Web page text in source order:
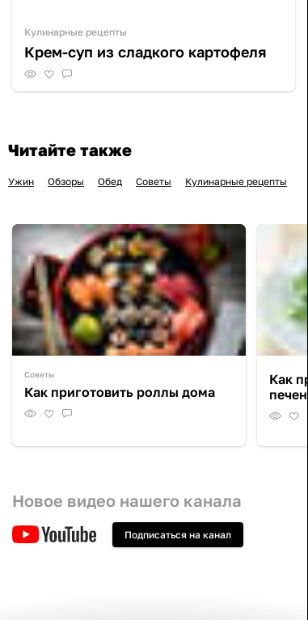
Кулинарные рецепты
Крем-суп из сладкого картофеля
Читайте также
Ужин Обзоры Обед Советы Кулинарные рецепты
Советы
Как приготовить роллы дома
Как
Новое видео нашего канала
Подписаться на канал